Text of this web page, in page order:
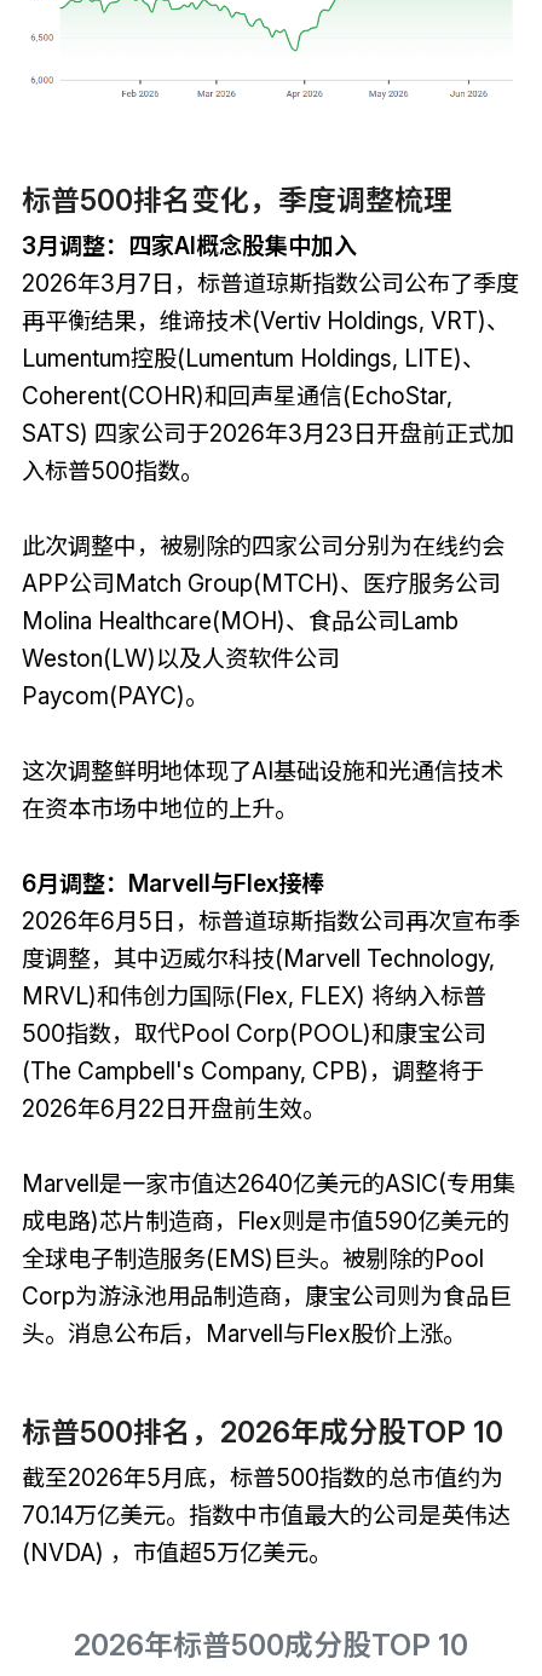
标普500排名变化，季度调整梳理
3月调整：四家AI概念股集中加入
2026年3月7日，标普道琼斯指数公司公布了季度
再平衡结果，维谛技术(Vertiv Holdings, VRT)、
Lumentum控股(Lumentum Holdings, LITE)、
Coherent(COHR)和回声星通信(EchoStar,
SATS) 四家公司于2026年3月23日开盘前正式加
入标普500指数。
此次调整中，被剔除的四家公司分别为在线约会
APP公司Match Group(MTCH)、医疗服务公司
Molina Healthcare(MOH)、食品公司Lamb
Weston(LW)以及人资软件公司
Paycom(PAYC)。
这次调整鲜明地体现了AI基础设施和光通信技术
在资本市场中地位的上升。
6月调整：Marvell与Flex接棒
2026年6月5日，标普道琼斯指数公司再次宣布季
度调整，其中迈威尔科技(Marvell Technology,
MRVL)和伟创力国际(Flex, FLEX) 将纳入标普
500指数，取代Pool Corp(POOL)和康宝公司
(The Campbell's Company, CPB)，调整将于
2026年6月22日开盘前生效。
Marvell是一家市值达2640亿美元的ASIC(专用集
成电路)芯片制造商，Flex则是市值590亿美元的
全球电子制造服务(EMS)巨头。被剔除的Pool
Corp为游泳池用品制造商，康宝公司则为食品巨
头。消息公布后，Marvell与Flex股价上涨。
标普500排名，2026年成分股TOP 10
截至2026年5月底，标普500指数的总市值约为
70.14万亿美元。指数中市值最大的公司是英伟达
(NVDA) ，市值超5万亿美元。
2026年标普500成分股TOP 10